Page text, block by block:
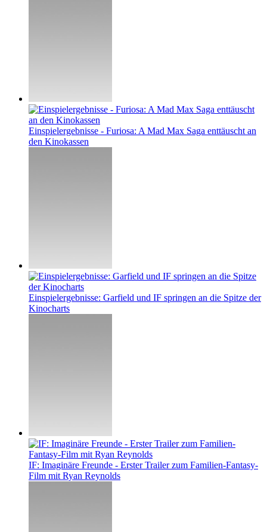
Einspielergebnisse - Furiosa: A Mad Max Saga enttäuscht an
den Kinokassen
Einspielergebnisse: Garfield und IF springen an die Spitze der
Kinocharts
IF: Imaginäre Freunde - Erster Trailer zum Familien-Fantasy-
Film mit Ryan Reynolds